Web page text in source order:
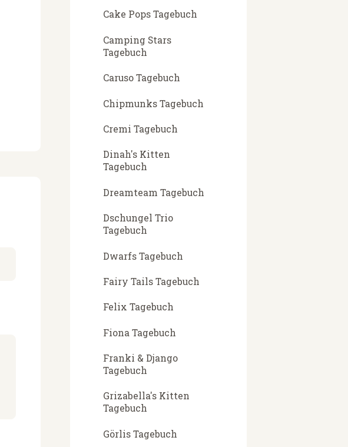
Cake Pops Tagebuch
Camping Stars
Tagebuch
Caruso Tagebuch
Chipmunks Tagebuch
Cremi Tagebuch
Dinah's Kitten
Tagebuch
Dreamteam Tagebuch
Dschungel Trio
Tagebuch
Dwarfs Tagebuch
Fairy Tails Tagebuch
Felix Tagebuch
Fiona Tagebuch
Franki & Django
Tagebuch
Grizabella's Kitten
Tagebuch
Görlis Tagebuch